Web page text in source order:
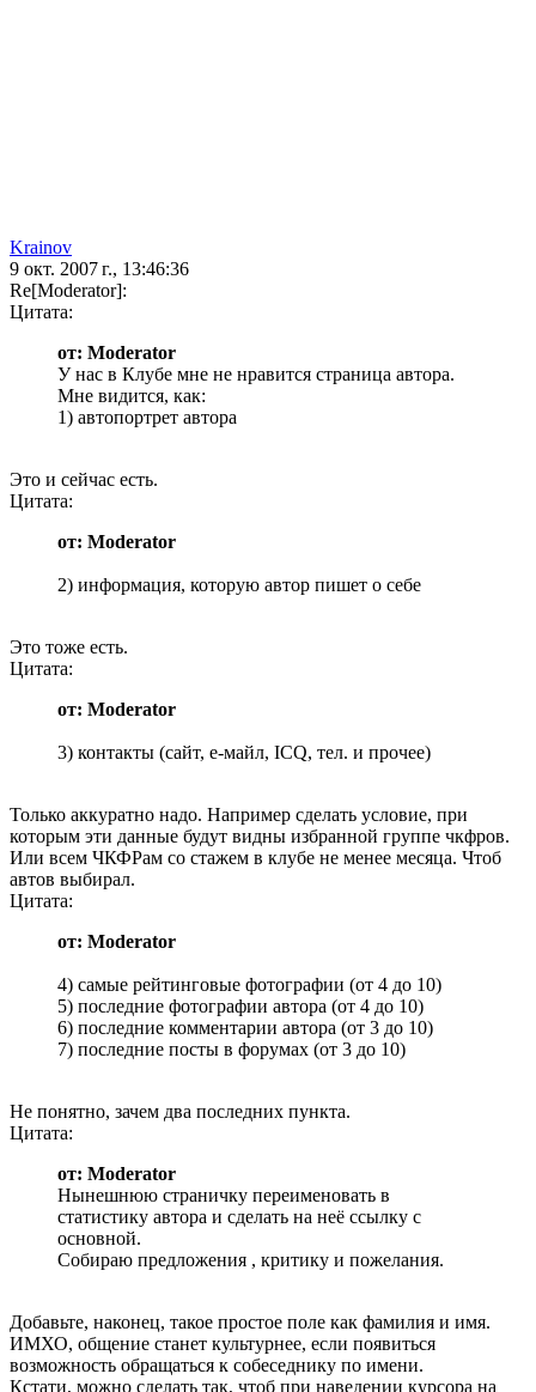
Krainov
9 окт. 2007 г., 13:46:36
Re[Moderator]:
Цитата:
от: Moderator
У нас в Клубе мне не нравится страница автора.
Мне видится, как:
1) автопортрет автора
Это и сейчас есть.
Цитата:
от: Moderator
2) информация, которую автор пишет о себе
Это тоже есть.
Цитата:
от: Moderator
3) контакты (сайт, е-майл, ICQ, тел. и прочее)
Только аккуратно надо. Например сделать условие, при
которым эти данные будут видны избранной группе чкфров.
Или всем ЧКФРам со стажем в клубе не менее месяца. Чтоб
автов выбирал.
Цитата:
от: Moderator
4) самые рейтинговые фотографии (от 4 до 10)
5) последние фотографии автора (от 4 до 10)
6) последние комментарии автора (от 3 до 10)
7) последние посты в форумах (от 3 до 10)
Не понятно, зачем два последних пункта.
Цитата:
от: Moderator
Нынешнюю страничку переименовать в
статистику автора и сделать на неё ссылку с
основной.
Собираю предложения , критику и пожелания.
Добавьте, наконец, такое простое поле как фамилия и имя.
ИМХО, общение станет культурнее, если появиться
возможность обращаться к собеседнику по имени.
Кстати, можно сделать так, чтоб при наведении курсора на